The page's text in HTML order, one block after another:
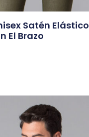
Satén Elástico
El Brazo